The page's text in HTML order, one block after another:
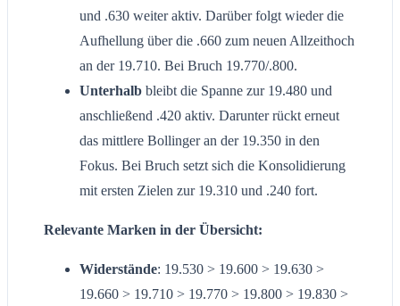
und .630 weiter aktiv. Darüber folgt wieder die
Aufhellung über die .660 zum neuen Allzeithoch
an der 19.710. Bei Bruch 19.770/.800.
Unterhalb bleibt die Spanne zur 19.480 und
anschließend .420 aktiv. Darunter rückt erneut
das mittlere Bollinger an der 19.350 in den
Fokus. Bei Bruch setzt sich die Konsolidierung
mit ersten Zielen zur 19.310 und .240 fort.
Relevante Marken in der Übersicht:
Widerstände: 19.530 > 19.600 > 19.630 >
19.660 > 19.710 > 19.770 > 19.800 > 19.830 >